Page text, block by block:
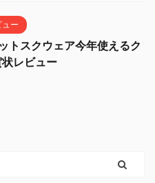
ー
トスクウェア今年使えるク
レビュー